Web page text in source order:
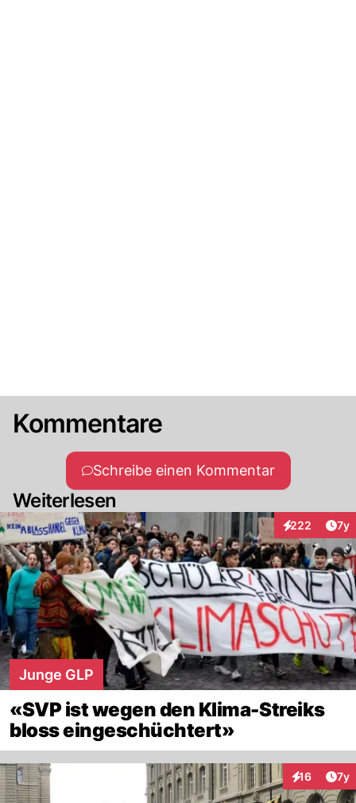
Kommentare
Schreibe einen Kommentar
Weiterlesen
222
Interaktionen
7y
Junge GLP
«SVP ist wegen den Klima-Streiks
bloss eingeschüchtert»
16 7y